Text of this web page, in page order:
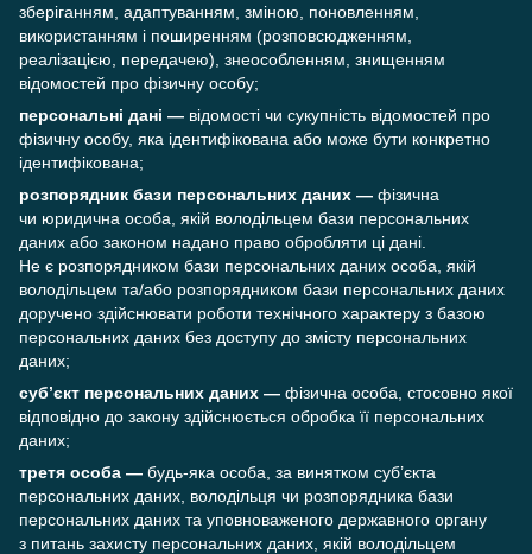
зберіганням, адаптуванням, зміною, поновленням,
використанням і поширенням (розповсюдженням,
реалізацією, передачею), знеособленням, знищенням
відомостей про фізичну особу;
персональні дані — відомості чи сукупність відомостей про
фізичну особу, яка ідентифікована або може бути конкретно
ідентифікована;
розпорядник бази персональних даних — фізична
чи юридична особа, якій володільцем бази персональних
даних або законом надано право обробляти ці дані.
Не є розпорядником бази персональних даних особа, якій
володільцем та/або розпорядником бази персональних даних
доручено здійснювати роботи технічного характеру з базою
персональних даних без доступу до змісту персональних
даних;
суб’єкт персональних даних — фізична особа, стосовно якої
відповідно до закону здійснюється обробка її персональних
даних;
третя особа — будь-яка особа, за винятком суб’єкта
персональних даних, володільця чи розпорядника бази
персональних даних та уповноваженого державного органу
з питань захисту персональних даних, якій володільцем